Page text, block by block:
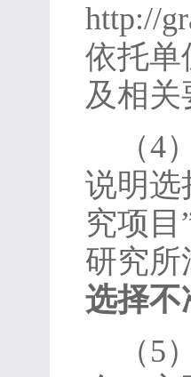
http://
依托单
及相
（
说明选
究项目
研究所
选择不
（